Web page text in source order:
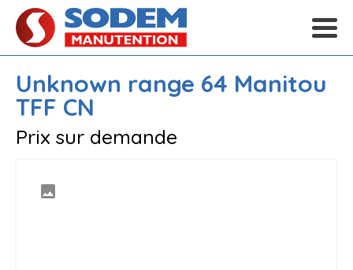
Unknown range 64 Manitou
TFF CN
Prix sur demande